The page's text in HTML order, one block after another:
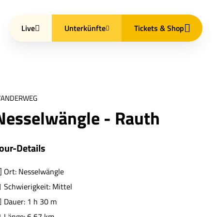
- Rauth
Details
Ort: Nesselwängle
Schwierigkeit: Mittel
Dauer: 1 h 30 m
Live Unterkünfte Tickets & Shop